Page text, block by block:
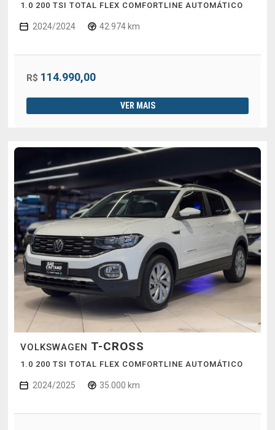
1.0 200 TSI TOTAL FLEX COMFORTLINE AUTOMÁTICO
2024/2024 42.974 km
R$ 114.990,00
VER MAIS
VOLKSWAGEN T-CROSS
1.0 200 TSI TOTAL FLEX COMFORTLINE AUTOMÁTICO
2024/2025 35.000 km